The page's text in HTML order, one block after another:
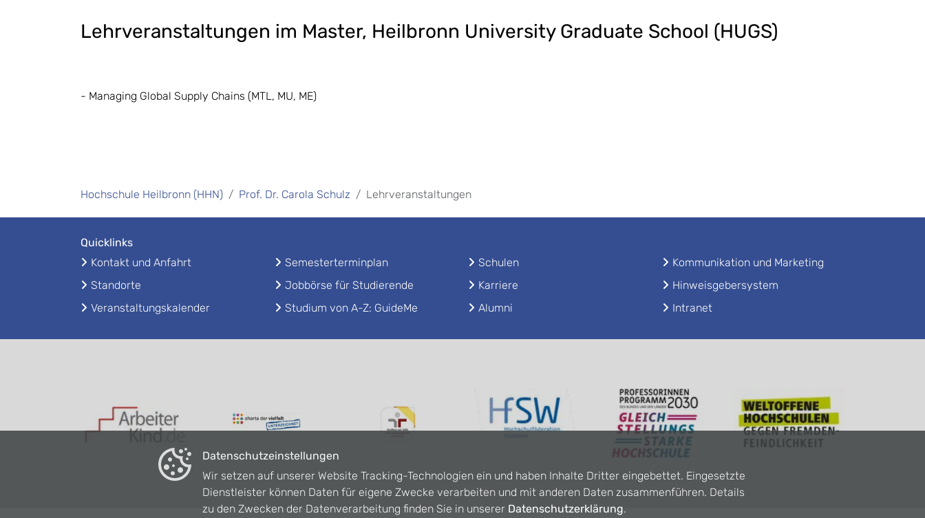
Lehrveranstaltungen im Master, Heilbronn University Graduate School (HUGS)
- Managing Global Supply Chains (MTL, MU, ME)
Hochschule Heilbronn (HHN) Prof. Dr. Carola Schulz Lehrveranstaltungen
Quicklinks
Kontakt und Anfahrt
Standorte
Veranstaltungskalender
Semesterterminplan
Jobbörse für Studierende
Studium von A-Z: GuideMe
Schulen
Karriere
Alumni
Kommunikation und Marketing
Hinweisgebersystem
Intranet
Datenschutzeinstellungen
Wir setzen auf unserer Website Tracking-Technologien ein und haben Inhalte Dritter eingebettet. Eingesetzte
Dienstleister können Daten für eigene Zwecke verarbeiten und mit anderen Daten zusammenführen. Details
zu den Zwecken der Datenverarbeitung finden Sie in unserer Datenschutzerklärung.